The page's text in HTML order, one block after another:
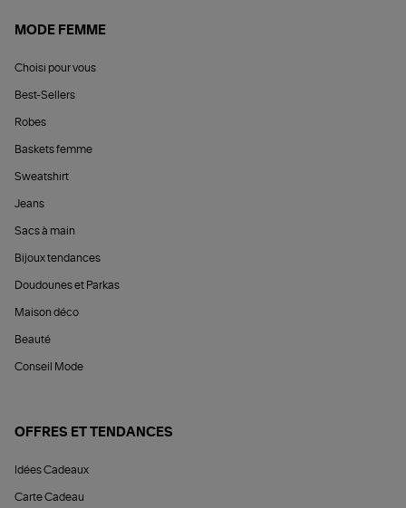
MODE FEMME
Choisi pour vous
Best-Sellers
Robes
Baskets femme
Sweatshirt
Jeans
Sacs à main
Bijoux tendances
Doudounes et Parkas
Maison déco
Beauté
Conseil Mode
OFFRES ET TENDANCES
Idées Cadeaux
Carte Cadeau